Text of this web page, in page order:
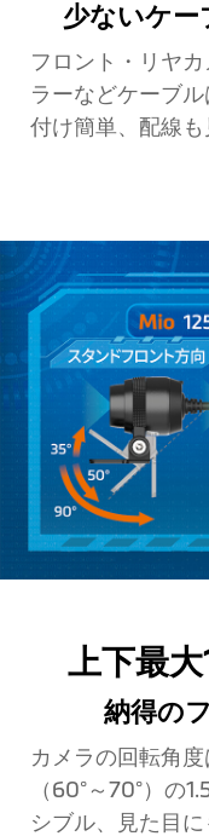
少ないケー
フロント・リヤ
ラーなどケーブ
付け簡単、配線も
上下最
納得の
カメラの回転角度
（60°～70°）の
シブル、見た目に